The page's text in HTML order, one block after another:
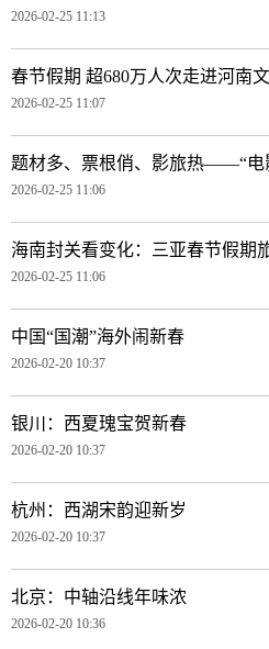
2026-02-25 11:13
春节假期 超680万人次走进河南
2026-02-25 11:07
题材多、票根俏、影旅热——“电
2026-02-25 11:06
海南封关看变化：三亚春节假期
2026-02-25 11:06
中国“国潮”海外闹新春
2026-02-20 10:37
银川：西夏瑰宝贺新春
2026-02-20 10:37
杭州：西湖宋韵迎新岁
2026-02-20 10:37
北京：中轴沿线年味浓
2026-02-20 10:36